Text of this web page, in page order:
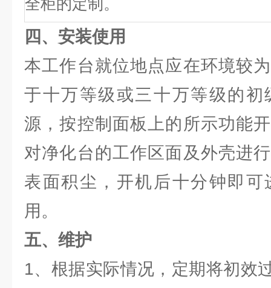
全柜的定制。
四、安装使用
本工作台就位地点应在环境较
于十万等级或三十万等级的初
源，按控制面板上的所示功能
对净化台的工作区面及外壳进
表面积尘，开机后十分钟即
用。
五、维护
1、根据实际情况，定期将初效